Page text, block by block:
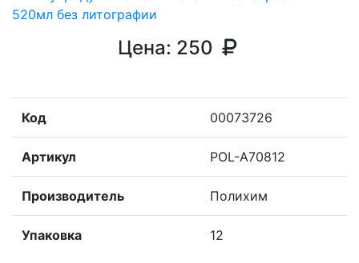
Цена: 250
Код 00073726
Артикул POL-A70812
Производитель Полихим
Упаковка 12